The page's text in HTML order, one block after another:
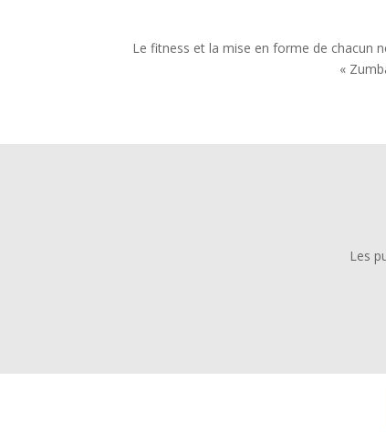
Le fitness et la mise en forme de chacun
«
Les